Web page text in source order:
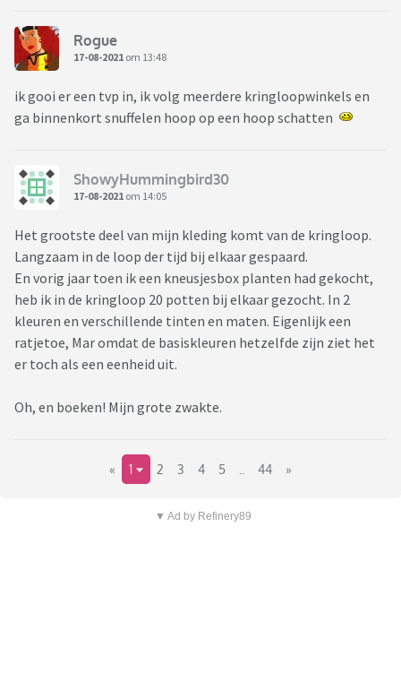
Rogue
17-08-2021 om 13:48
ik gooi er een tvp in, ik volg meerdere kringloopwinkels en
ga binnenkort snuffelen hoop op een hoop schatten
ShowyHummingbird30
17-08-2021 om 14:05
Het grootste deel van mijn kleding komt van de kringloop.
Langzaam in de loop der tijd bij elkaar gespaard.
En vorig jaar toen ik een kneusjesbox planten had gekocht,
heb ik in de kringloop 20 potten bij elkaar gezocht. In 2
kleuren en verschillende tinten en maten. Eigenlijk een
ratjetoe, Mar omdat de basiskleuren hetzelfde zijn ziet het
er toch als een eenheid uit.
Oh, en boeken! Mijn grote zwakte.
« 1 2 3 4 5 44 »
▼ Ad by Refinery89